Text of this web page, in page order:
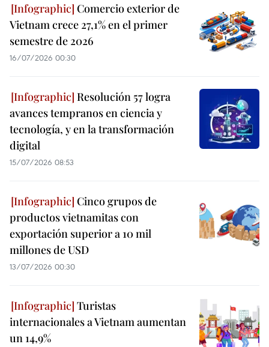
Comercio exterior de
Vietnam crece 27,1% en el primer
semestre de 2026
16/07/2026 00:30
Resolución 57 logra
avances tempranos en ciencia y
tecnología, y en la transformación
digital
15/07/2026 08:53
Cinco grupos de
productos vietnamitas con
exportación superior a 10 mil
millones de USD
13/07/2026 00:30
Turistas
internacionales a Vietnam aumentan
un 14,9%